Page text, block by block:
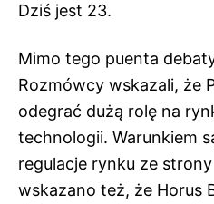
Dziś jest 23.
Mimo tego puenta
Rozmówcy wskazali, że
odegrać dużą rolę na
technologii. Warunkiem
regulacje rynku ze
wskazano też, że Horus